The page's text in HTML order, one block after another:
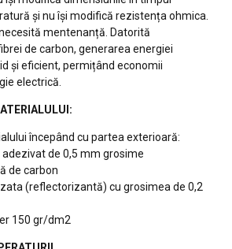
și nu își modifică rezistența ohmica.
mentenanță. Datorită
de carbon, generarea energiei
și eficient, permițând economii
electrică.
începând cu partea exterioară:
adezivat de 0,5 mm grosime
de carbon
(reflectorizantă) cu grosimea de 0,2
150 gr/dm2